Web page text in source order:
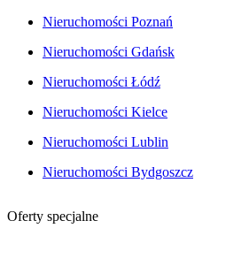
Nieruchomości Poznań
Nieruchomości Gdańsk
Nieruchomości Łódź
Nieruchomości Kielce
Nieruchomości Lublin
Nieruchomości Bydgoszcz
Oferty specjalne